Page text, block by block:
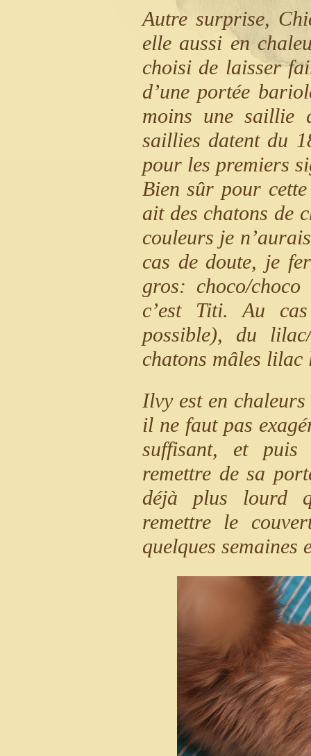
Autre surprise,
elle aussi en
choisi de laisser
d’une portée
moins une saillie
saillies datent du
pour les premiers
Bien sûr pour
ait des chatons de
couleurs je
cas de doute, je
gros: choco/
c’est Titi. Au
possible), du
chatons mâles lilac
Ilvy est en
il ne faut pas
suffisant, et puis
remettre de sa
déjà plus lourd
remettre le
quelques semaines